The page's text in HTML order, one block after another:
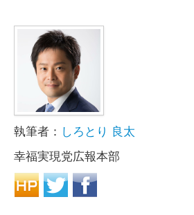
執筆者： しろとり 良太
幸福実現党広報本部